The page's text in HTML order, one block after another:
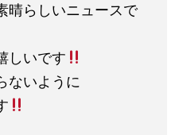
晴らしいニュースで
しいです
ないように